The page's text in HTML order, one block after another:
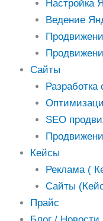
Настройка
Ведение
Cайты
Разработка
SEO
Кейсы
Реклама (
Сайты
Прайс